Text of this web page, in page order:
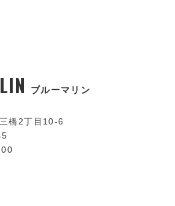
ブルーマリン
橋2丁目10-6